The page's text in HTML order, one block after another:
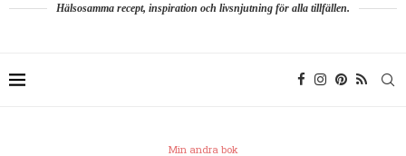
Hälsosamma recept, inspiration och livsnjutning för alla tillfällen.
Min andra bok